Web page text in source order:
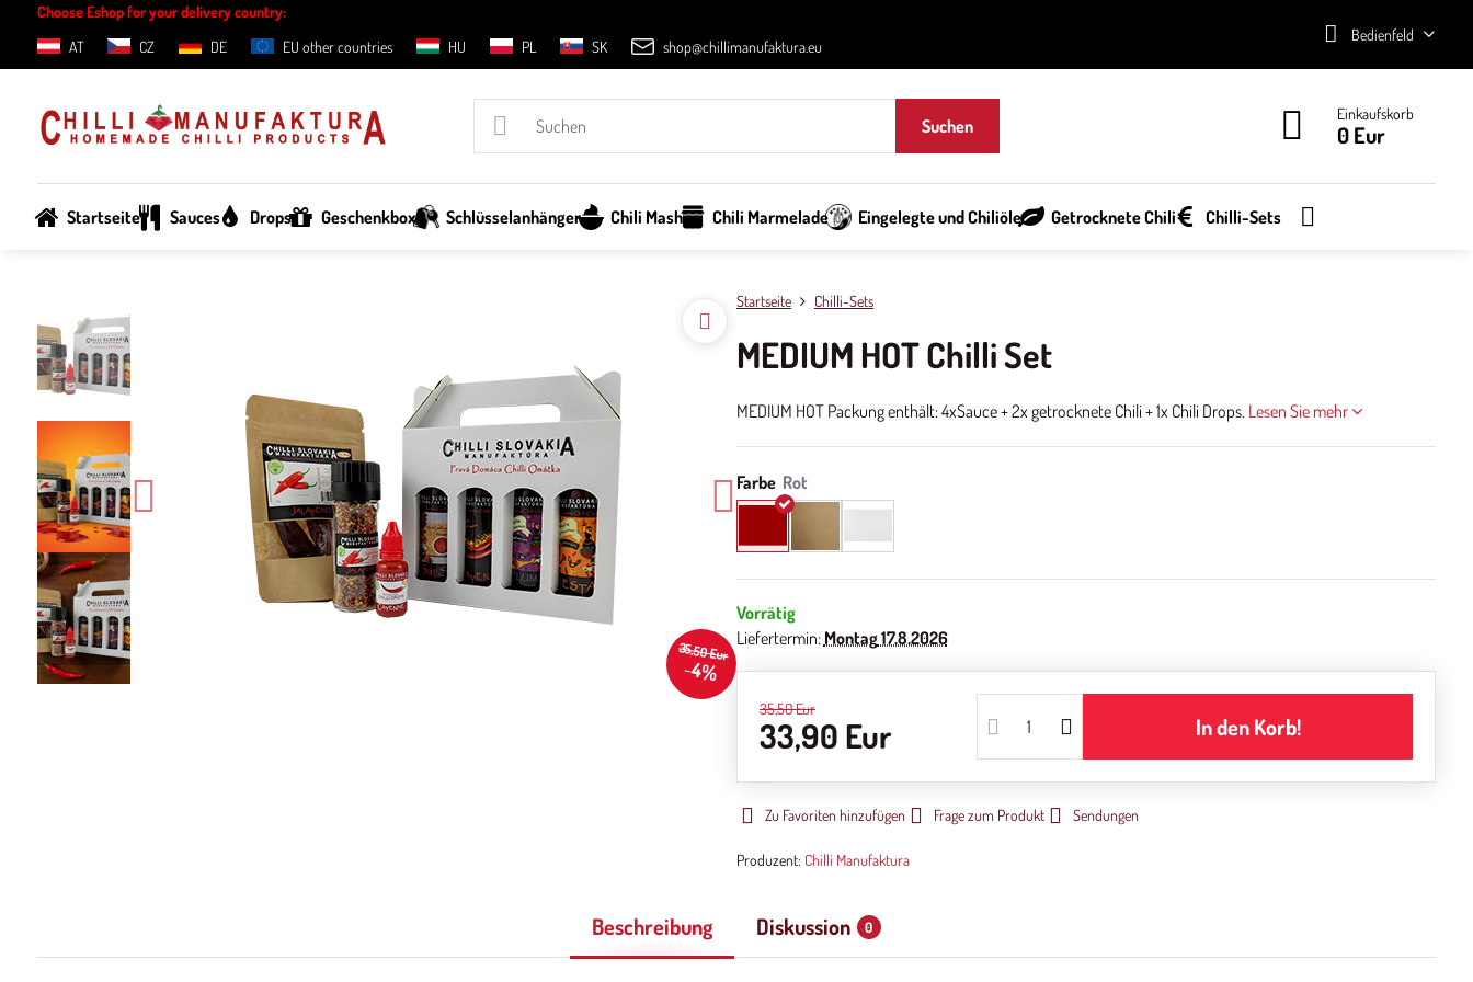
Choose Eshop for your delivery country:
AT
CZ DE EU other countries HU PL SK shop@chillimanufaktura.eu
Bedienfeld
Suchen
Einkaufskorb
0 Eur
Startseite Sauces Drops Geschenkbox Schlüsselanhänger Chili Mash Chili Marmelade Eingelegte und Chiliöle Getrocknete Chili Chilli-Sets
35,50 Eur
4%
Startseite Chilli-Sets
MEDIUM HOT Chilli Set
MEDIUM HOT Packung enthält: 4xSauce + 2x getrocknete Chili + 1x Chili Drops. Lesen Sie mehr
Farbe
Vorrätig
Liefertermin: Montag17.8.2026
35,50 Eur
33,90 Eur In den Korb!
Zu Favoriten hinzufügen Frage zum Produkt Sendungen
Produzent: Chilli Manufaktura
Beschreibung Diskussion 0